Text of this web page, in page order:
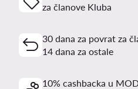
za članove Kluba
30 dana za povrat za
14 dana za ostale
10% cashbacka u